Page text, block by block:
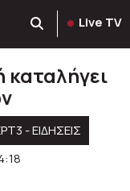
Live TV
- ΕΙΔΉΣΕΙΣ